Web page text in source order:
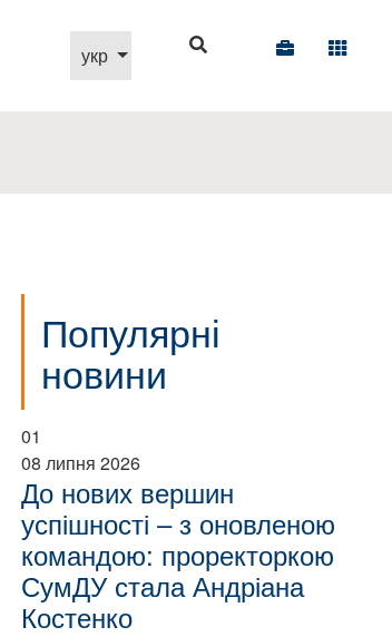
Виберіть свою мову
укр
Популярні
новини
01
08 липня 2026
До нових вершин
успішності – з оновленою
командою: проректоркою
СумДУ стала Андріана
Костенко